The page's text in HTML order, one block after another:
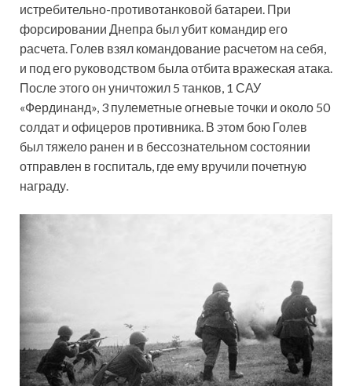
истребительно-противотанковой батареи. При
форсировании Днепра был убит командир его
расчета. Голев взял командование расчетом на себя,
и под его руководством была отбита вражеская атака.
После этого он уничтожил 5 танков, 1 САУ
«Фердинанд», 3 пулеметные огневые точки и около 50
солдат и офицеров противника. В этом бою Голев
был тяжело ранен и в бессознательном состоянии
отправлен в госпиталь, где ему вручили почетную
награду.